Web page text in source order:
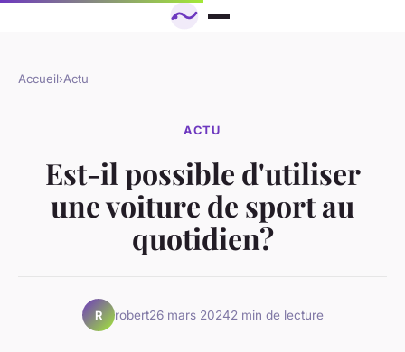
Accueil›Actu
ACTU
Est-il possible d'utiliser
une voiture de sport au
quotidien?
R robert26 mars 20242 min de lecture